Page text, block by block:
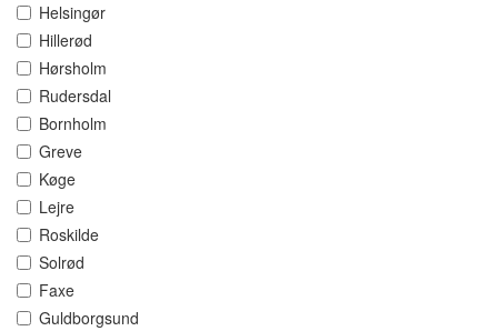
Helsingør
Hillerød
Hørsholm
Rudersdal
Bornholm
Greve
Køge
Lejre
Roskilde
Solrød
Faxe
Guldborgsund